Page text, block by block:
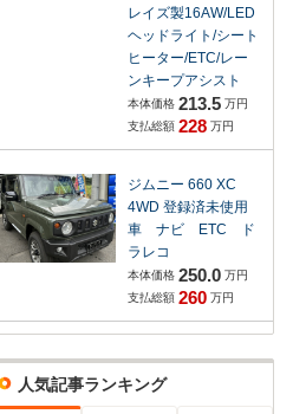
レイズ製16AW/LED
ヘッドライト/シート
ヒーター/ETC/レー
ンキープアシスト
本体価格 213.5 万円
支払総額 228 万円
ジムニー 660 XC
4WD 登録済未使用
車 ナビ ETC ド
ラレコ
本体価格 250.0 万円
支払総額 260 万円
人気記事ランキング